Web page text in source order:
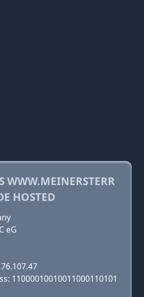
WWW.MEINERSTERR
HOSTED
eG
11000010010011000110101